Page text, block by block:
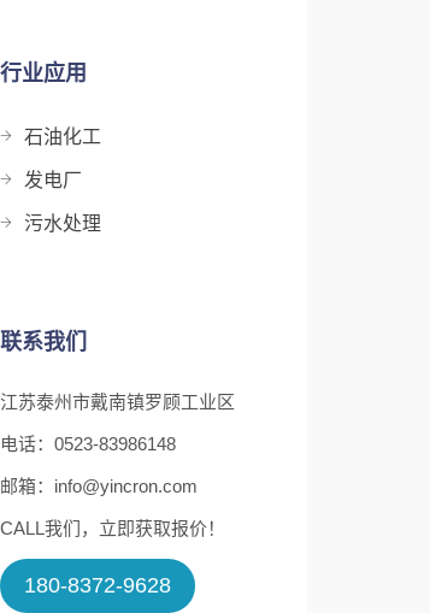
行业应用
石油化工
发电厂
污水处理
联系我们
江苏泰州市戴南镇罗顾工业区
电话：0523-83986148
邮箱：info@yincron.com
CALL我们，立即获取报价！
180-8372-9628